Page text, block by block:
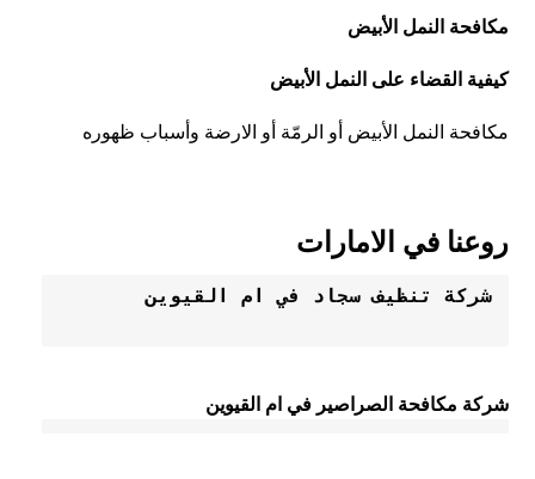
مكافحة النمل الأبيض
كيفية القضاء على النمل الأبيض
مكافحة النمل الأبيض أو الرمّة أو الارضة وأسباب ظهوره
روعنا في الامارات
شركة تنظيف سجاد في ام القيوين
شركة مكافحة الصراصير في ام القيوين